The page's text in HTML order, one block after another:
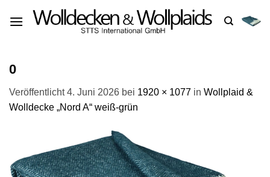
Inhalt
0
Veröffentlicht4. Juni 2026 bei 1920 × 1077 in Wollplaid &
Wolldecke „Nord A“ weiß-grün